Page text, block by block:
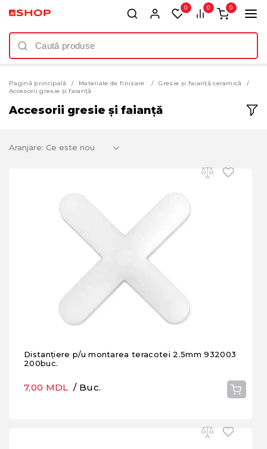
0 0 0
Pagină principală Materiale de finisare
Gresie și faianță ceramică
Accesorii gresie și faianță
Accesorii gresie și faianță
Aranjare:
Distanțiere p/u montarea teracotei 2.5mm 932003
200buc.
7,00 MDL / Buc.